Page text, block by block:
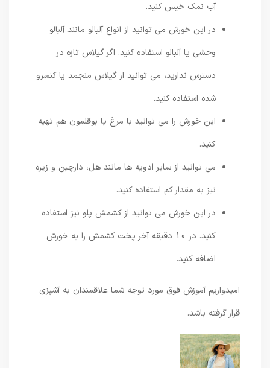
آب نمک خیس کنید.
در این خورش می توانید از انواع آلبالو مانند آلبالو
وحشی یا آلبالو استفاده کنید. اگر گیلاس تازه در
دسترس ندارید، می توانید از گیلاس منجمد یا کنسرو
شده استفاده کنید.
این خورش را می توانید با مرغ یا بوقلمون هم تهیه
می توانید از سایر ادویه ها مانند هل، دارچین و زیره
نیز به مقدار کم استفاده کنید.
در این خورش می توانید از کشمش پلو نیز استفاده
کنید. در 10 دقیقه آخر پخت کشمش را به خورش
اضافه کنید.
امیدواریم آموزش فوق مورد توجه شما علاقمندان به آشپزی
قرار گرفته باشد.